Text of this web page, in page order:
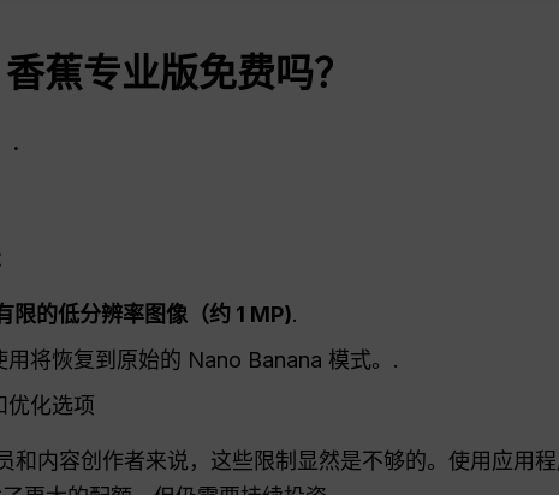
蕉专业版免费吗？
.
限的低分辨率图像（约 1 MP).
用将恢复到原始的 Nano Banana 模式。.
优化选项
和内容创作者来说，这些限制显然是不够的。使用应用